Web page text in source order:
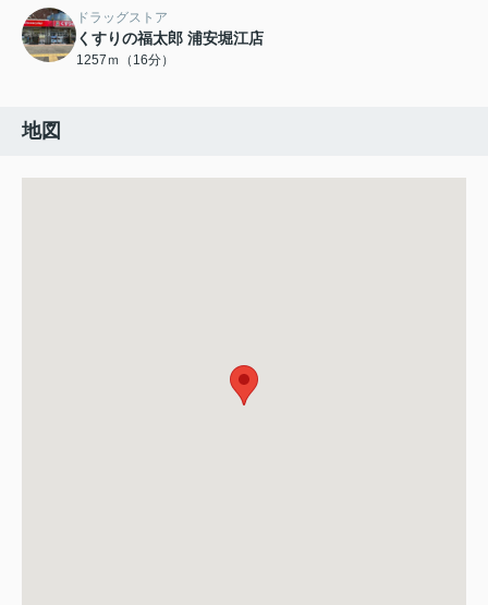
ドラッグストア
くすりの福太郎 浦安堀江店
1257ｍ（16分）
地図